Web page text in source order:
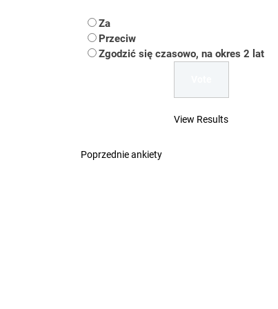
Uwaga
Ilu
Dość
Za
Przeciw
Zgodzić się czasowo, na okres 2 lat
View Results
Poprzednie ankiety